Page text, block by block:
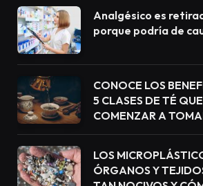
Analgésico es
porque podría de
CONOCE LOS
5 CLASES DE TÉ
COMENZAR A
LOS
ÓRGANOS Y